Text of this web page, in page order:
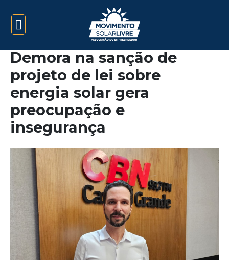
Demora na sanção de
projeto de lei sobre
energia solar gera
preocupação e
insegurança